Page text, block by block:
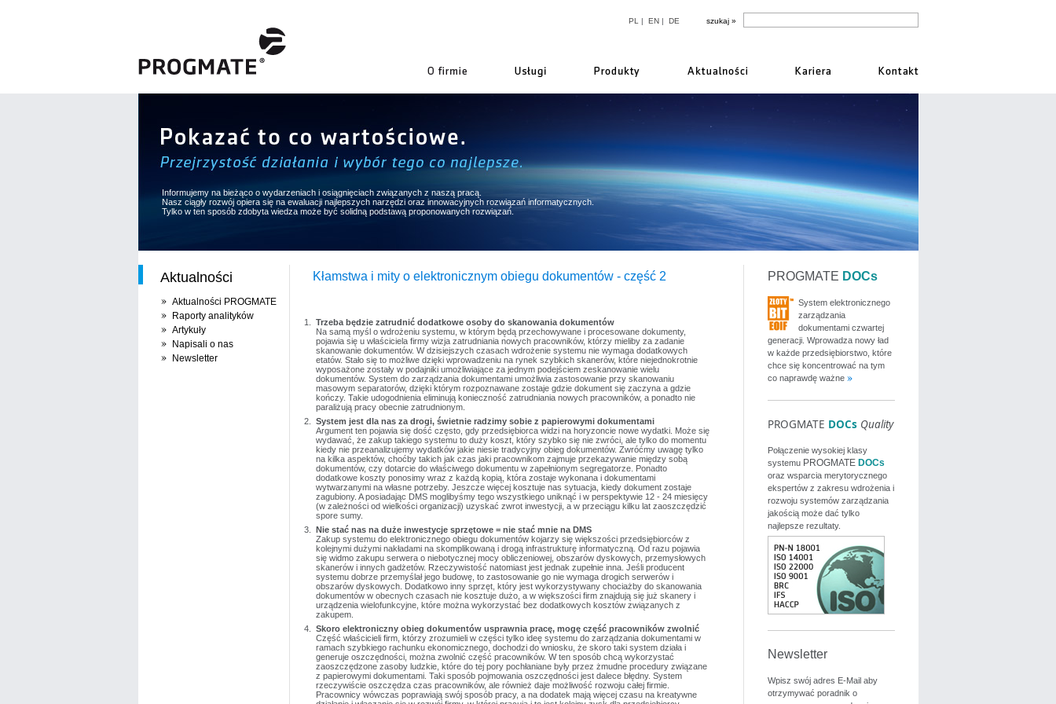
PL | EN| DE
Informujemy na bieżąco o wydarzeniach i osiągnięciach związanych z naszą pracą.
Nasz ciągły rozwój opiera się na ewaluacji najlepszych narzędzi oraz innowacyjnych rozwiązań informatycznych.
Tylko w ten sposób zdobyta wiedza może być solidną podstawą proponowanych rozwiązań.
Aktualności
Aktualności PROGMATE
Raporty analityków
Artykuły
Napisali o nas
Newsletter
Kłamstwa i mity o elektronicznym obiegu dokumentów - część 2
Trzeba będzie zatrudnić dodatkowe osoby do skanowania dokumentów
Na samą myśl o wdrożeniu systemu, w którym będą przechowywane i procesowane dokumenty,
pojawia się u właściciela firmy wizja zatrudniania nowych pracowników, którzy mieliby za zadanie
skanowanie dokumentów. W dzisiejszych czasach wdrożenie systemu nie wymaga dodatkowych
etatów. Stało się to możliwe dzięki wprowadzeniu na rynek szybkich skanerów, które niejednokrotnie
wyposażone zostały w podajniki umożliwiające za jednym podejściem zeskanowanie wielu
dokumentów. System do zarządzania dokumentami umożliwia zastosowanie przy skanowaniu
masowym separatorów, dzięki którym rozpoznawane zostaje gdzie dokument się zaczyna a gdzie
kończy. Takie udogodnienia eliminują konieczność zatrudniania nowych pracowników, a ponadto nie
paraliżują pracy obecnie zatrudnionym.
System jest dla nas za drogi, świetnie radzimy sobie z papierowymi dokumentami
Argument ten pojawia się dość często, gdy przedsiębiorca widzi na horyzoncie nowe wydatki. Może się
wydawać, że zakup takiego systemu to duży koszt, który szybko się nie zwróci, ale tylko do momentu
kiedy nie przeanalizujemy wydatków jakie niesie tradycyjny obieg dokumentów. Zwróćmy uwagę tylko
na kilka aspektów, choćby takich jak czas jaki pracownikom zajmuje przekazywanie między sobą
dokumentów, czy dotarcie do właściwego dokumentu w zapełnionym segregatorze. Ponadto
dodatkowe koszty ponosimy wraz z każdą kopią, która zostaje wykonana i dokumentami
wytwarzanymi na własne potrzeby. Jeszcze więcej kosztuje nas sytuacja, kiedy dokument zostaje
zagubiony. A posiadając DMS moglibyśmy tego wszystkiego uniknąć i w perspektywie 12 - 24 miesięcy
(w zależności od wielkości organizacji) uzyskać zwrot inwestycji, a w przeciągu kilku lat zaoszczędzić
spore sumy.
Nie stać nas na duże inwestycje sprzętowe = nie stać mnie na DMS
Zakup systemu do elektronicznego obiegu dokumentów kojarzy się większości przedsiębiorców z
kolejnymi dużymi nakładami na skomplikowaną i drogą infrastrukturę informatyczną. Od razu pojawia
się widmo zakupu serwera o niebotycznej mocy obliczeniowej, obszarów dyskowych, przemysłowych
skanerów i innych gadżetów. Rzeczywistość natomiast jest jednak zupełnie inna. Jeśli producent
systemu dobrze przemyślał jego budowę, to zastosowanie go nie wymaga drogich serwerów i
obszarów dyskowych. Dodatkowo inny sprzęt, który jest wykorzystywany chociażby do skanowania
dokumentów w obecnych czasach nie kosztuje dużo, a w większości firm znajdują się już skanery i
urządzenia wielofunkcyjne, które można wykorzystać bez dodatkowych kosztów związanych z
zakupem.
Skoro elektroniczny obieg dokumentów usprawnia pracę, mogę część pracowników zwolnić
Część właścicieli firm, którzy zrozumieli w części tylko ideę systemu do zarządzania dokumentami w
ramach szybkiego rachunku ekonomicznego, dochodzi do wniosku, że skoro taki system działa i
generuje oszczędności, można zwolnić część pracowników. W ten sposób chcą wykorzystać
zaoszczędzone zasoby ludzkie, które do tej pory pochłaniane były przez żmudne procedury związane
z papierowymi dokumentami. Taki sposób pojmowania oszczędności jest dalece błędny. System
rzeczywiście oszczędza czas pracowników, ale również daje możliwość rozwoju całej firmie.
Pracownicy wówczas poprawiają swój sposób pracy, a na dodatek mają więcej czasu na kreatywne
PROGMATE DOCs
System elektronicznego
zarządzania
dokumentami czwartej
generacji. Wprowadza nowy ład
w każde przedsiębiorstwo, które
chce się koncentrować na tym
co naprawdę ważne
PROGMATE DOCs Quality
Połączenie wysokiej klasy
systemu PROGMATE DOCs
oraz wsparcia merytorycznego
ekspertów z zakresu wdrożenia i
rozwoju systemów zarządzania
jakością może dać tylko
najlepsze rezultaty.
Newsletter
Wpisz swój adres E-Mail aby
otrzymywać poradnik o